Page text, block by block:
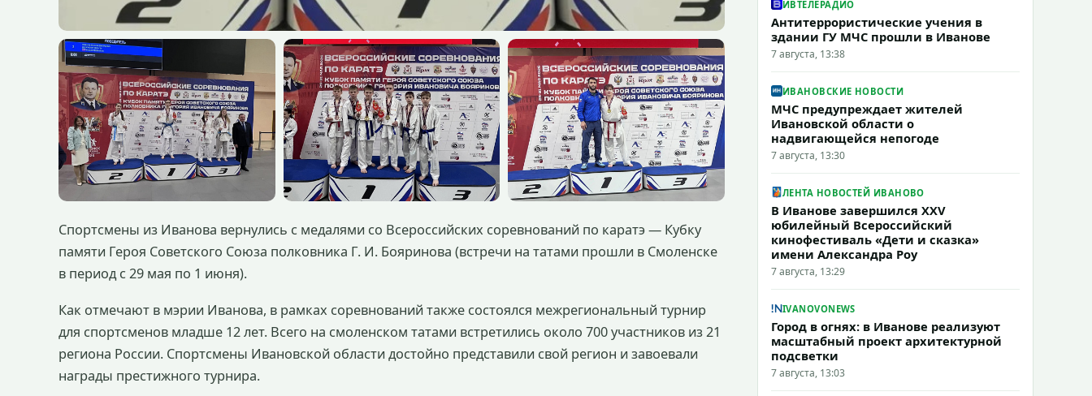
Спортсмены из Иванова вернулись с медалями со Всероссийских соревнований по каратэ — Кубку
памяти Героя Советского Союза полковника Г. И. Бояринова (встречи на татами прошли в Смоленске
в период с 29 мая по 1 июня).
Как отмечают в мэрии Иванова, в рамках соревнований также состоялся межрегиональный турнир
для спортсменов младше 12 лет. Всего на смоленском татами встретились около 700 участников из 21
региона России. Спортсмены Ивановской области достойно представили свой регион и завоевали
награды престижного турнира.
ИВТЕЛЕРАДИО
Антитеррористические учения в
здании ГУ МЧС прошли в Иванове
7 августа, 13:38
ИВАНОВСКИЕ НОВОСТИ
МЧС предупреждает жителей
Ивановской области о
надвигающейся непогоде
7 августа, 13:30
ЛЕНТА НОВОСТЕЙ ИВАНОВО
В Иванове завершился XXV
юбилейный Всероссийский
кинофестиваль «Дети и сказка»
имени Александра Роу
7 августа, 13:29
IVANOVONEWS
Город в огнях: в Иванове реализуют
масштабный проект архитектурной
подсветки
7 августа, 13:03